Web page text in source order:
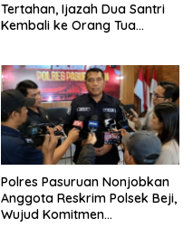
Tertahan, Ijazah Dua Santri
Kembali ke Orang Tua
Polres Pasuruan Nonjobkan
Anggota Reskrim Polsek Beji,
Wujud Komitmen